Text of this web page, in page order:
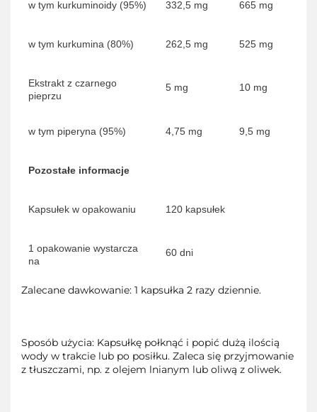
w tym kurkuminoidy (95%) 332,5 mg 665 mg
w tym kurkumina (80%) 262,5 mg 525 mg
Ekstrakt z czarnego
pieprzu
5 mg 10 mg
w tym piperyna (95%) 4,75 mg 9,5 mg
Pozostałe informacje
Kapsułek w opakowaniu 120 kapsułek
1 opakowanie wystarcza
na
60 dni
Zalecane dawkowanie: 1 kapsułka 2 razy dziennie.
Sposób użycia: Kapsułkę połknąć i popić dużą ilością
wody w trakcie lub po posiłku. Zaleca się przyjmowanie
z tłuszczami, np. z olejem lnianym lub oliwą z oliwek.